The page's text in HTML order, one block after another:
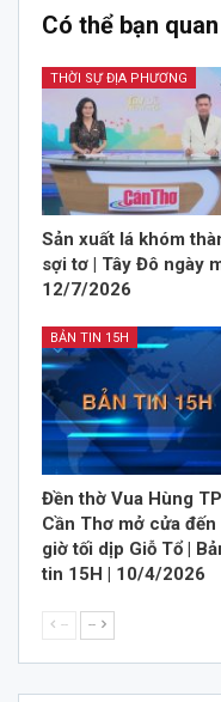
Có thể bạn
THỜI SỰ ĐỊA PHƯƠNG
Sản xuất lá khóm
sợi tơ | Tây Đô ngày
12/7/2026
BẢN TIN 15H
Đền thờ Vua Hùng TP
Cần Thơ mở cửa đến
giờ tối dịp Giỗ Tổ |
tin 15H | 10/4/2026
-- --